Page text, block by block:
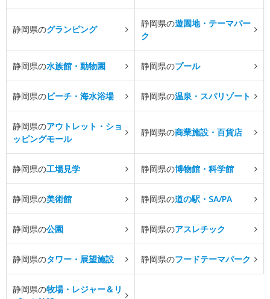
静岡県のグランピング
静岡県の遊園地・テーマパー
ク
静岡県の水族館・動物園 静岡県のプール
静岡県のビーチ・海水浴場 静岡県の温泉・スパリゾート
静岡県のアウトレット・ショ
ッピングモール
静岡県の商業施設・百貨店
静岡県の工場見学 静岡県の博物館・科学館
静岡県の美術館 静岡県の道の駅・SA/PA
静岡県の公園 静岡県のアスレチック
静岡県のタワー・展望施設 静岡県のフードテーマパーク
静岡県の牧場・レジャー＆リ